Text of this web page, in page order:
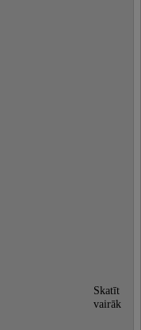
Skatīt
vairāk